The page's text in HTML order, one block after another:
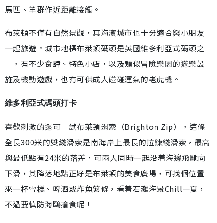
馬匹、羊群作近距離接觸。
布萊頓不僅有自然景觀，其海濱城市也十分適合與小朋友
一起旅遊。城市地標布萊頓碼頭是英國維多利亞式碼頭之
一，有不少食肆、特色小店，以及類似冒險樂園的遊樂設
施及機動遊戲，也有可供成人碰碰運氣的老虎機。
維多利亞式碼頭打卡
喜歡刺激的還可一試布萊頓滑索（Brighton Zip），這條
全長300米的雙綫滑索是南海岸上最長的拉鍊綫滑索，最高
與最低點有24米的落差，可兩人同時一起沿着海邊飛馳向
下滑，其降落地點正好是布萊頓的美食廣場，可找個位置
來一杯雪榚、啤酒或炸魚薯條，看着石灘海景Chill一夏，
不過要慎防海鷗搶食呢！